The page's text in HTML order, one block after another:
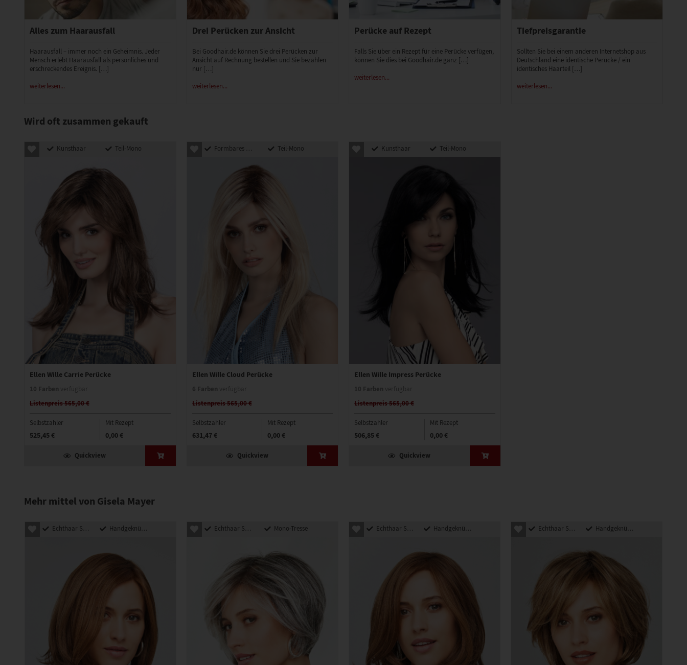
Alles zum Haarausfall
Haarausfall – immer noch ein Geheimnis. Jeder
Mensch erlebt Haarausfall als persönliches und
erschreckendes Ereignis. […]
weiterlesen...
Drei Perücken zur Ansicht
Bei Goodhair.de können Sie drei Perücken zur
Ansicht auf Rechnung bestellen und Sie bezahlen
nur […]
weiterlesen...
Perücke auf Rezept
Falls Sie über ein Rezept für eine Perücke verfügen,
können Sie dies bei Goodhair.de ganz […]
weiterlesen...
Tiefpreisgarantie
Sollten Sie bei einem anderen Internetshop aus
Deutschland eine identische Perücke / ein
identisches Haarteil […]
weiterlesen...
Wird oft zusammen gekauft
Kunsthaar Teil-Mono
Ellen Wille Carrie Perücke
Listenpreis 565,00 €
Selbstzahler
525,45 €
Mit Rezept
0,00 €
Quickview
Formbares Kunsthaar Teil-Mono
Ellen Wille Cloud Perücke
Listenpreis 565,00 €
Selbstzahler
631,47 €
Mit Rezept
0,00 €
Quickview
Kunsthaar Teil-Mono
Ellen Wille Impress Perücke
Listenpreis 565,00 €
Selbstzahler
506,85 €
Mit Rezept
0,00 €
Quickview
Mehr mittel von Gisela Mayer
Echthaar Synthetik Mix Handgeknüpft Echthaar Synthetik Mix Mono-Tresse Echthaar Synthetik Mix Handgeknüpft Echthaar Synthetik Mix Handgeknüpft